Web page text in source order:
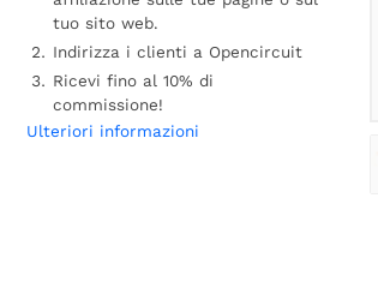
tuo sito web.
Indirizza i clienti a Opencircuit
Ricevi fino al 10% di
commissione!
Ulteriori informazioni